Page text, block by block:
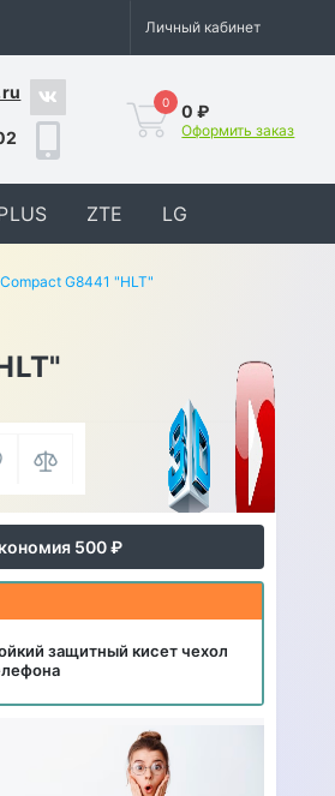
Личный кабинет
0 0 ₽
Оформить заказ
ZTE LG
G8441 "HLT"
500 ₽
защитный кисет чехол